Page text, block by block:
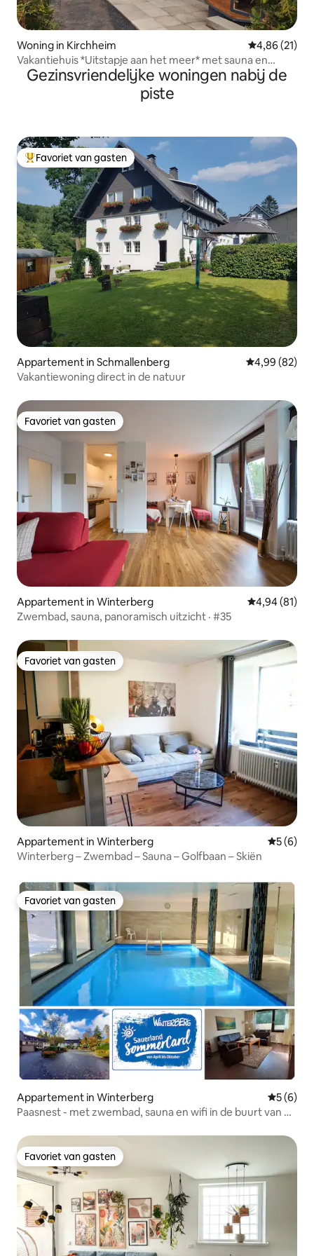
Woning in Kirchheim Gemiddelde
4,86 (21)
Vakantiehuis *Uitstapje aan het meer* met sauna en
hottub
Gezinsvriendelijke woningen nabij de
piste
Topfavoriet van gasten
Favoriet van gasten
Appartement in Schmallenberg Gemiddelde
4,99 (82)
Vakantiewoning direct in de natuur
Favoriet van gasten
Favoriet van gasten
Appartement in Winterberg Gemiddelde
4,94 (81)
Zwembad, sauna, panoramisch uitzicht · #35
Favoriet van gasten
Favoriet van gasten
Appartement in Winterberg
5 (6)
Winterberg – Zwembad – Sauna – Golfbaan – Skiën
Favoriet van gasten
Favoriet van gasten
Appartement in Winterberg
5 (6)
Paasnest - met zwembad, sauna en wifi in de buurt van de
Favoriet van gasten
Favoriet van gasten